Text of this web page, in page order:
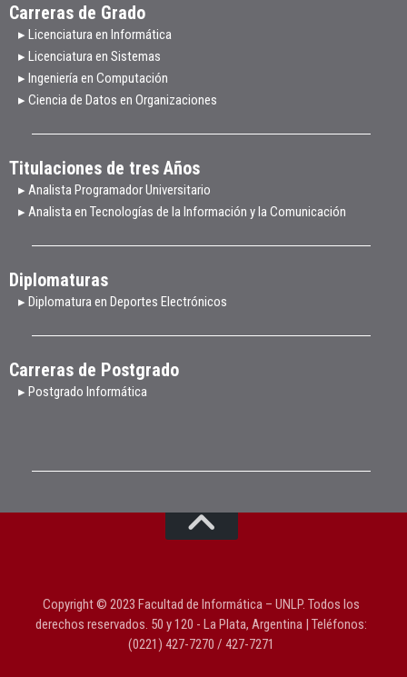
Carreras de Grado
▸ Licenciatura en Informática
▸ Licenciatura en Sistemas
▸ Ingeniería en Computación
▸ Ciencia de Datos en Organizaciones
Titulaciones de tres Años
▸ Analista Programador Universitario
▸ Analista en Tecnologías de la Información y la Comunicación
Diplomaturas
▸ Diplomatura en Deportes Electrónicos
Carreras de Postgrado
▸ Postgrado Informática
Copyright © 2023 Facultad de Informática – UNLP. Todos los
derechos reservados. 50 y 120 - La Plata, Argentina | Teléfonos:
(0221) 427-7270 / 427-7271